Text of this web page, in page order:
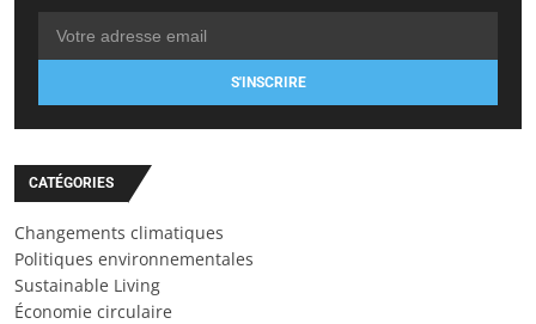
S'INSCRIRE
CATÉGORIES
Changements climatiques
Politiques environnementales
Sustainable Living
Économie circulaire